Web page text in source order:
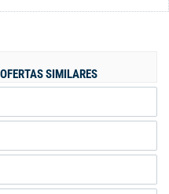
se integran de manera
amenidades de alta
piscina y áreas recreativas,
Su ubicación estratégica
y comercios locales. No
maravillosa casa que
familiar. Contáctenos
visita.
SIMILARES